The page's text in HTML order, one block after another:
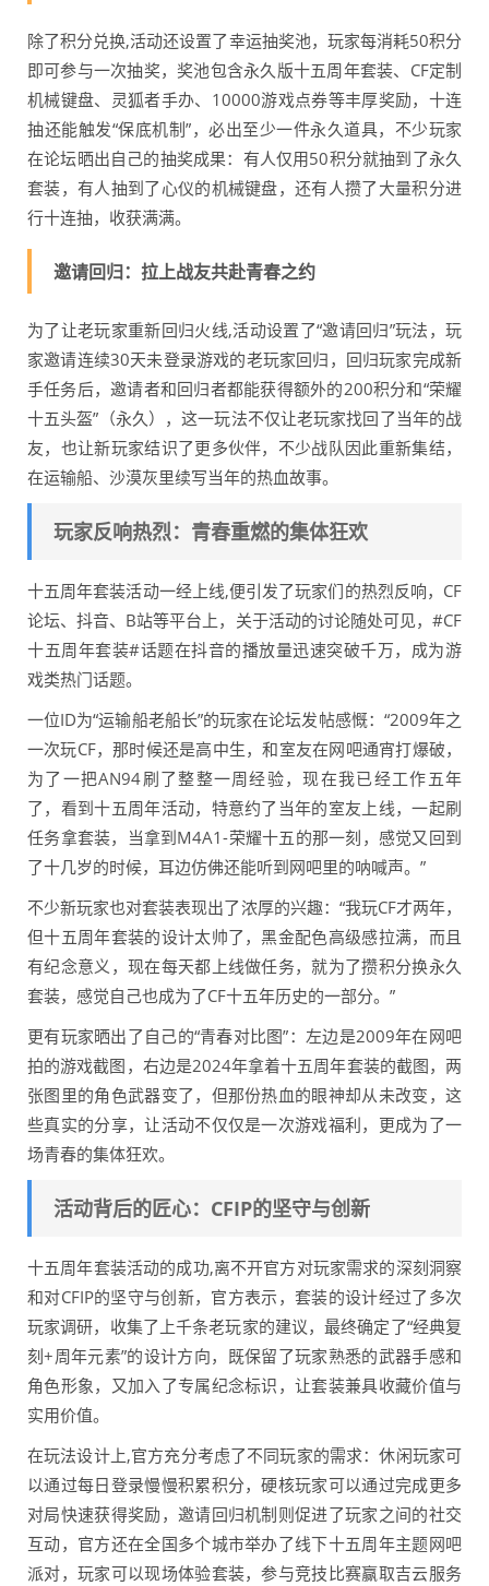
除了积分兑换,活动还设置了幸运抽奖池，玩家每消耗50积分
即可参与一次抽奖，奖池包含永久版十五周年套装、CF定制
机械键盘、灵狐者手办、10000游戏点券等丰厚奖励，十连
抽还能触发“保底机制”，必出至少一件永久道具，不少玩家
在论坛晒出自己的抽奖成果：有人仅用50积分就抽到了永久
套装，有人抽到了心仪的机械键盘，还有人攒了大量积分进
行十连抽，收获满满。
邀请回归：拉上战友共赴青春之约
为了让老玩家重新回归火线,活动设置了“邀请回归”玩法，玩
家邀请连续30天未登录游戏的老玩家回归，回归玩家完成新
手任务后，邀请者和回归者都能获得额外的200积分和“荣耀
十五头盔”（永久），这一玩法不仅让老玩家找回了当年的战
友，也让新玩家结识了更多伙伴，不少战队因此重新集结，
在运输船、沙漠灰里续写当年的热血故事。
玩家反响热烈：青春重燃的集体狂欢
十五周年套装活动一经上线,便引发了玩家们的热烈反响，CF
论坛、抖音、B站等平台上，关于活动的讨论随处可见，#CF
十五周年套装#话题在抖音的播放量迅速突破千万，成为游
戏类热门话题。
一位ID为“运输船老船长”的玩家在论坛发帖感慨：“2009年之
一次玩CF，那时候还是高中生，和室友在网吧通宵打爆破，
为了一把AN94刷了整整一周经验，现在我已经工作五年
了，看到十五周年活动，特意约了当年的室友上线，一起刷
任务拿套装，当拿到M4A1-荣耀十五的那一刻，感觉又回到
了十几岁的时候，耳边仿佛还能听到网吧里的呐喊声。”
不少新玩家也对套装表现出了浓厚的兴趣：“我玩CF才两年，
但十五周年套装的设计太帅了，黑金配色高级感拉满，而且
有纪念意义，现在每天都上线做任务，就为了攒积分换永久
套装，感觉自己也成为了CF十五年历史的一部分。”
更有玩家晒出了自己的“青春对比图”：左边是2009年在网吧
拍的游戏截图，右边是2024年拿着十五周年套装的截图，两
张图里的角色武器变了，但那份热血的眼神却从未改变，这
些真实的分享，让活动不仅仅是一次游戏福利，更成为了一
场青春的集体狂欢。
活动背后的匠心：CFIP的坚守与创新
十五周年套装活动的成功,离不开官方对玩家需求的深刻洞察
和对CFIP的坚守与创新，官方表示，套装的设计经过了多次
玩家调研，收集了上千条老玩家的建议，最终确定了“经典复
刻+周年元素”的设计方向，既保留了玩家熟悉的武器手感和
角色形象，又加入了专属纪念标识，让套装兼具收藏价值与
实用价值。
在玩法设计上,官方充分考虑了不同玩家的需求：休闲玩家可
以通过每日登录慢慢积累积分，硬核玩家可以通过完成更多
对局快速获得奖励，邀请回归机制则促进了玩家之间的社交
互动，官方还在全国多个城市举办了线下十五周年主题网吧
派对，玩家可以现场体验套装，参与竞技比赛赢取吉云服务